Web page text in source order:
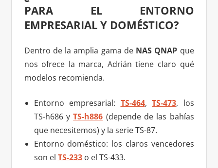
PARA EL ENTORNO
EMPRESARIAL Y DOMÉSTICO?
Dentro de la amplia gama de NAS QNAP que
nos ofrece la marca, Adrián tiene claro qué
modelos recomienda.
Entorno empresarial: TS-464, TS-473, los
TS-h686 yTS-h886 (depende de las bahías
que necesitemos) y la serie TS-87.
Entorno doméstico: los claros vencedores
son el TS-233o el TS-433.